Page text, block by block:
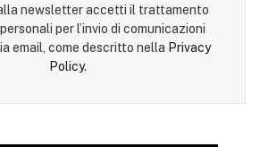
newsletter accetti il trattamento
per l’invio di comunicazioni
email, come descritto nella Privacy
Policy.